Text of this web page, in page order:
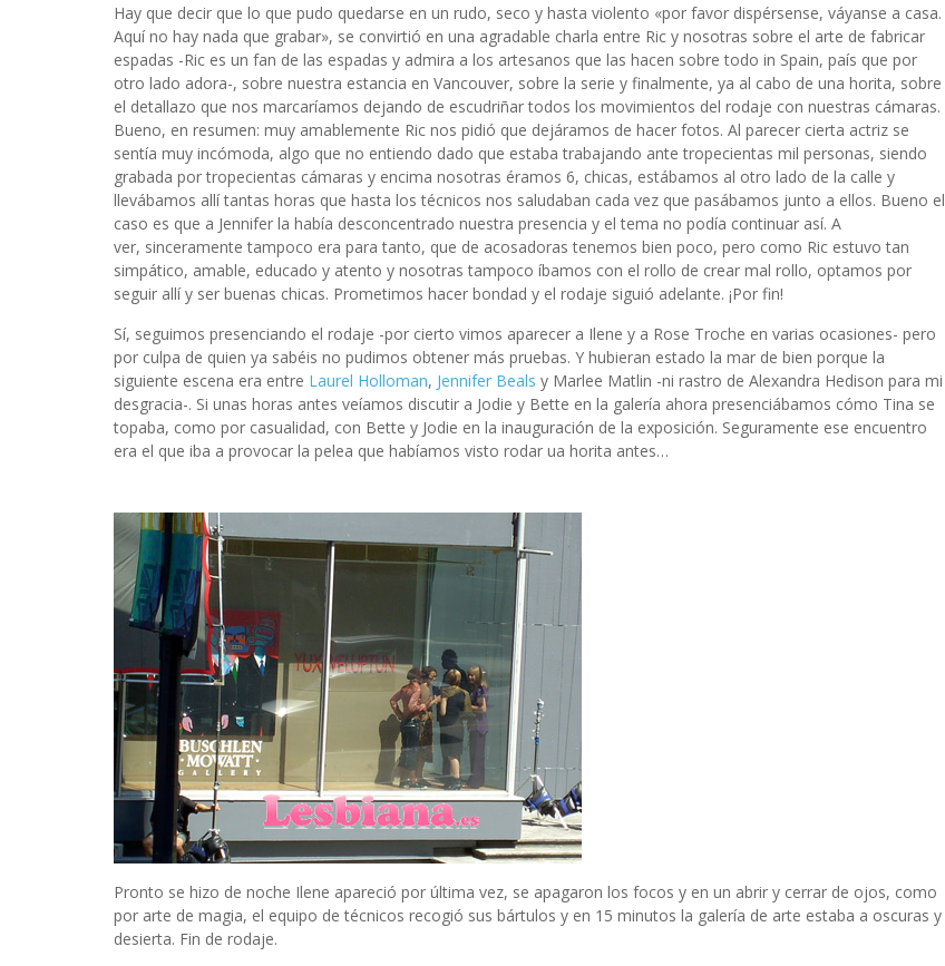
Hay que decir que lo que pudo quedarse en un rudo, seco y hasta violento «por favor dispérsense, váyanse a casa.
Aquí no hay nada que grabar», se convirtió en una agradable charla entre Ric y nosotras sobre el arte de fabricar
espadas -Ric es un fan de las espadas y admira a los artesanos que las hacen sobre todo in Spain, país que por
otro lado adora-, sobre nuestra estancia en Vancouver, sobre la serie y finalmente, ya al cabo de una horita, sobre
el detallazo que nos marcaríamos dejando de escudriñar todos los movimientos del rodaje con nuestras cámaras.
Bueno, en resumen: muy amablemente Ric nos pidió que dejáramos de hacer fotos. Al parecer cierta actriz se
sentía muy incómoda, algo que no entiendo dado que estaba trabajando ante tropecientas mil personas, siendo
grabada por tropecientas cámaras y encima nosotras éramos 6, chicas, estábamos al otro lado de la calle y
llevábamos allí tantas horas que hasta los técnicos nos saludaban cada vez que pasábamos junto a ellos. Bueno el
caso es que a Jennifer la había desconcentrado nuestra presencia y el tema no podía continuar así. A
ver, sinceramente tampoco era para tanto, que de acosadoras tenemos bien poco, pero como Ric estuvo tan
simpático, amable, educado y atento y nosotras tampoco íbamos con el rollo de crear mal rollo, optamos por
seguir allí y ser buenas chicas. Prometimos hacer bondad y el rodaje siguió adelante. ¡Por fin!
Sí, seguimos presenciando el rodaje -por cierto vimos aparecer a Ilene y a Rose Troche en varias ocasiones- pero
por culpa de quien ya sabéis no pudimos obtener más pruebas. Y hubieran estado la mar de bien porque la
siguiente escena era entre Laurel Holloman, Jennifer Beals y Marlee Matlin -ni rastro de Alexandra Hedison para mi
desgracia-. Si unas horas antes veíamos discutir a Jodie y Bette en la galería ahora presenciábamos cómo Tina se
topaba, como por casualidad, con Bette y Jodie en la inauguración de la exposición. Seguramente ese encuentro
era el que iba a provocar la pelea que habíamos visto rodar ua horita antes…
Pronto se hizo de noche Ilene apareció por última vez, se apagaron los focos y en un abrir y cerrar de ojos, como
por arte de magia, el equipo de técnicos recogió sus bártulos y en 15 minutos la galería de arte estaba a oscuras y
desierta. Fin de rodaje.